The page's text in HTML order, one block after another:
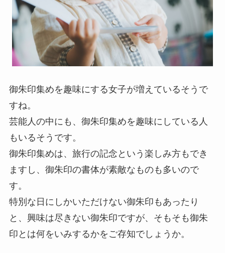
御朱印集めを趣味にする女子が増えているそうで
すね。
芸能人の中にも、御朱印集めを趣味にしている人
もいるそうです。
御朱印集めは、旅行の記念という楽しみ方もでき
ますし、御朱印の書体が素敵なものも多いので
す。
特別な日にしかいただけない御朱印もあったり
と、興味は尽きない御朱印ですが、そもそも御朱
印とは何をいみするかをご存知でしょうか。